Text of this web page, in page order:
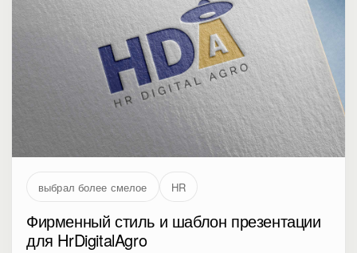
выбрал более смелое HR
Фирменный стиль и шаблон презентации
для HrDigitalAgro